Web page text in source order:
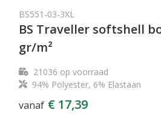
BS551-03-3XL
BS Traveller softshell
gr/m²
21036 op voorraad
94% Polyester, 6% Elastaan
vanaf € 17,39